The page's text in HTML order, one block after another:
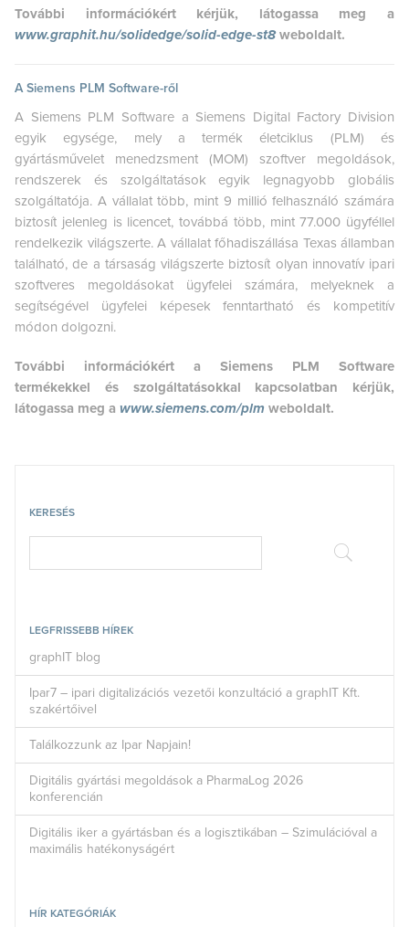
KERESÉS
LEGFRISSEBB HÍREK
graphIT blog
Ipar7 – ipari digitalizációs vezetői konzultáció a graphIT Kft.
szakértőivel
Találkozzunk az Ipar Napjain!
Digitális gyártási megoldások a PharmaLog 2026
konferencián
Digitális iker a gyártásban és a logisztikában – Szimulációval a
maximális hatékonyságért
HÍR KATEGÓRIÁK
További információkért kérjük, látogassa meg a
www.graphit.hu/solidedge/solid-edge-st8weboldalt.
A Siemens PLM Software-ről
A Siemens PLM Software a Siemens Digital Factory Division
egyik egysége, mely a termék életciklus (PLM) és
gyártásművelet menedzsment (MOM) szoftver megoldások,
rendszerek és szolgáltatások egyik legnagyobb globális
szolgáltatója. A vállalat több, mint 9 millió felhasználó számára
biztosít jelenleg is licencet, továbbá több, mint 77.000 ügyféllel
rendelkezik világszerte. A vállalat főhadiszállása Texas államban
található, de a társaság világszerte biztosít olyan innovatív ipari
szoftveres megoldásokat ügyfelei számára, melyeknek a
segítségével ügyfelei képesek fenntartható és kompetitív
módon dolgozni.
További információkért a Siemens PLM Software
termékekkel és szolgáltatásokkal kapcsolatban kérjük,
látogassa meg a www.siemens.com/plm weboldalt.